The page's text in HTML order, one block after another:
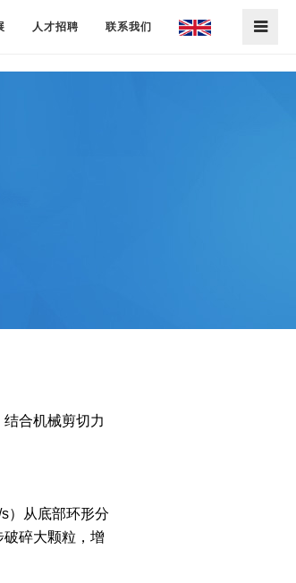
人才招聘 联系我们
合机械剪切力
）从底部环形分
碎大颗粒，增